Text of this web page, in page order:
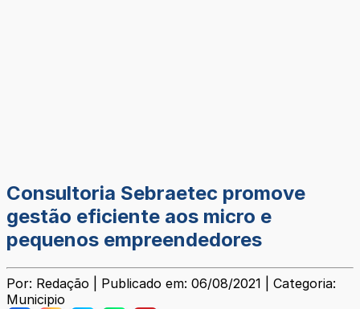
Consultoria Sebraetec promove
gestão eficiente aos micro e
pequenos empreendedores
Por: Redação | Publicado em: 06/08/2021 | Categoria:
Municipio